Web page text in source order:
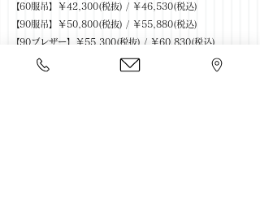
【60服吊】￥42,300(税抜) / ￥46,530(税込)
【90服吊】￥50,800(税抜) / ￥55,880(税込)
【90ブレザー】￥55,300(税抜) / ￥60,830(税込)
【120服吊】￥71,000(税抜) / ￥78,100(税込)